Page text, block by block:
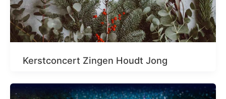
Kerstconcert Zingen Houdt Jong